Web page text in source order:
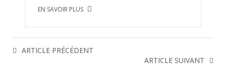
EN SAVOIR PLUS
ARTICLE PRÉCÉDENT
ARTICLE SUIVANT